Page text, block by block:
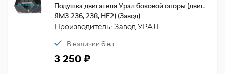
Подушка двигателя Урал боковой опоры (двиг.
ЯМЗ-236, 238, НЕ2) (Завод)
Производитель: Завод УРАЛ
В наличии 6 ед
3 250 ₽